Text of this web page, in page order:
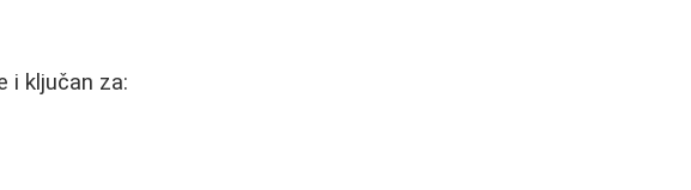
i ključan za: